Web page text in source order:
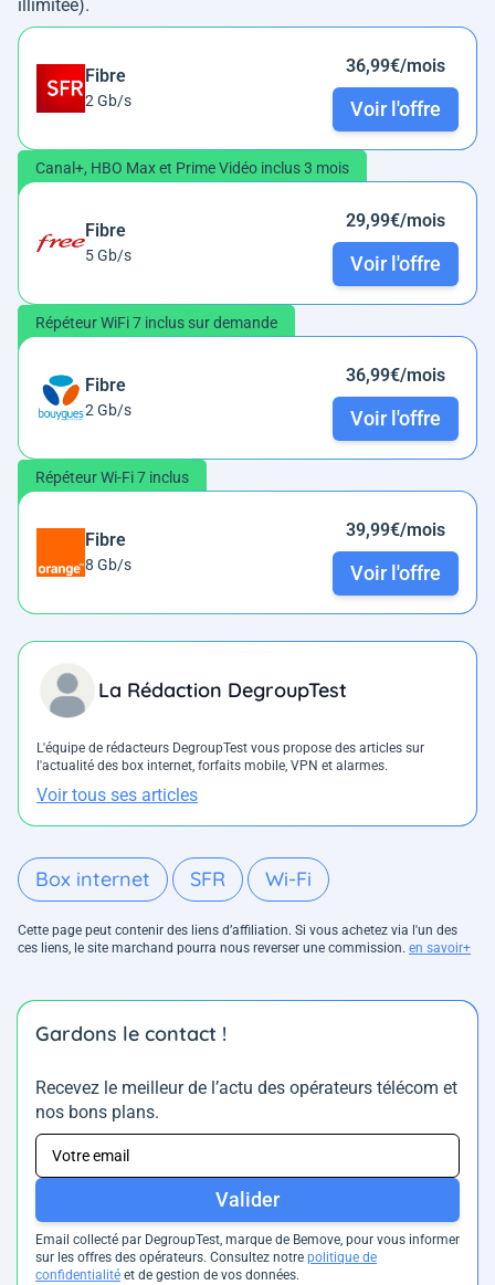
illimitée).
Fibre
2 Gb/s
36,99€/mois
Voir l'offre
Canal+, HBO Max et Prime Vidéo inclus 3 mois
Fibre
5 Gb/s
29,99€/mois
Voir l'offre
Répéteur WiFi 7 inclus sur demande
Fibre
2 Gb/s
36,99€/mois
Voir l'offre
Répéteur Wi-Fi 7 inclus
Fibre
8 Gb/s
39,99€/mois
Voir l'offre
La Rédaction DegroupTest
L'équipe de rédacteurs DegroupTest vous propose des articles sur
l'actualité des box internet, forfaits mobile, VPN et alarmes.
Voir tous ses articles
Box internet SFR Wi-Fi
Cette page peut contenir des liens d’affiliation. Si vous achetez via l'un des
ces liens, le site marchand pourra nous reverser une commission. en savoir+
Gardons le contact !
Recevez le meilleur de l’actu des opérateurs télécom et
nos bons plans.
Valider
Email collecté par DegroupTest, marque de Bemove, pour vous informer
sur les offres des opérateurs. Consultez notre politique de
confidentialité et de gestion de vos données.